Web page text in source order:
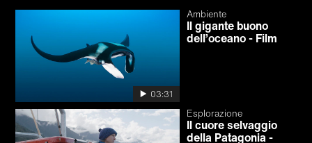
03:31
Ambiente
Il gigante buono
dell’oceano - Film
Esplorazione
Il cuore selvaggio
della Patagonia -